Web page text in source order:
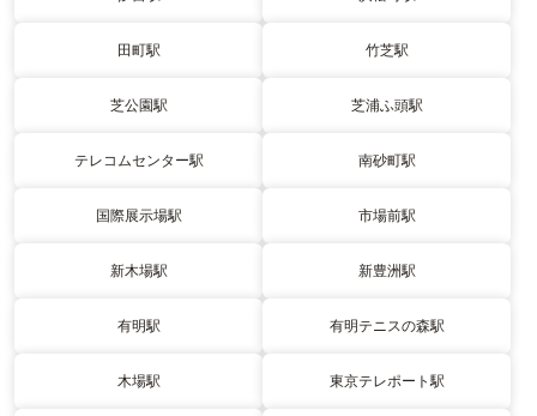
田町駅 竹芝駅
芝公園駅 芝浦ふ頭駅
テレコムセンター駅 南砂町駅
国際展示場駅 市場前駅
新木場駅 新豊洲駅
有明駅 有明テニスの森駅
木場駅 東京テレポート駅